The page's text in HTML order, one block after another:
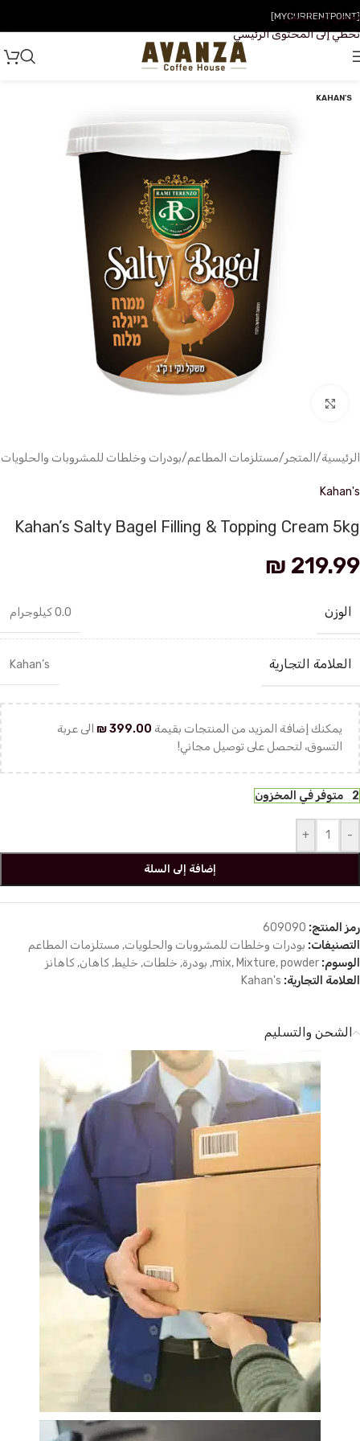
تخطي إلى التنقل
تخطي إلى المحتوى الرئيسي
[MYCURRENTPOINT]
KAHAN'S
الرئيسية/ المتجر/مستلزمات المطاعم/بودرات وخلطات للمشروبات والحلويات
Kahan's
Kahan’s Salty Bagel Filling & Topping Cream 5kg
₪ 219.99
الوزن 0.0 كيلوجرام
العلامة التجارية Kahan’s
يمكنك إضافة المزيد من المنتجات بقيمة ₪399.00
الى عربة
التسوق، لتحصل على توصيل مجاني!
2 متوفر في المخزون
-
+
إضافة إلى السلة
رمز المنتج: 609090
التصنيفات: بودرات وخلطات للمشروبات والحلويات, مستلزمات المطاعم
الوسوم:
mix, Mixture,powder
, بودرة, خلطات, خليط, كاهان, كاهانز
العلامة التجارية: Kahan's
الشحن والتسليم